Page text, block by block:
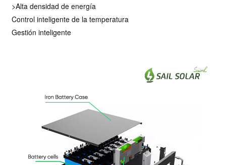
>Alta densidad de energía
Control inteligente de la temperatura
Gestión inteligente